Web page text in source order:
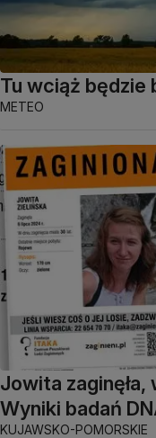
Tu wciąż będzie
METEO
Jowita
Wyniki badań
KUJAWSKO-POMORSKIE